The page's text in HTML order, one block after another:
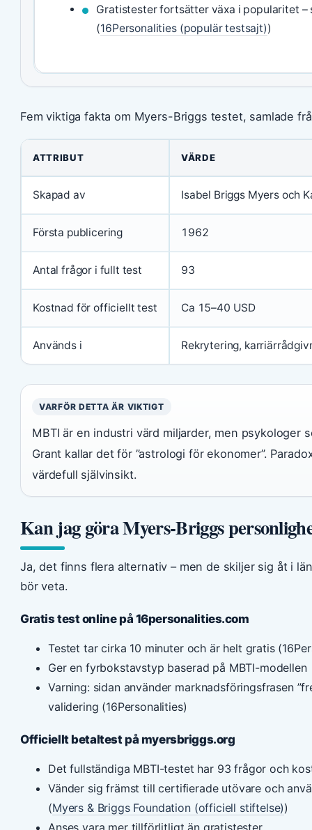
Gratistester fortsätter växa i popularitet
(16Personalities (populär testsajt))
Fem viktiga fakta om Myers-Briggs testet, samlade
ATTRIBUT VÄRDE
Skapad av Isabel Briggs Myers och
Första publicering 1962
Antal frågor i fullt test 93
Kostnad för officiellt test Ca 15–40 USD
Används i Rekrytering,
VARFÖR DETTA ÄR VIKTIGT
MBTI är en industri värd miljarder, men psykologer
Grant kallar det för ”astrologi för ekonomer”.
värdefull självinsikt.
Kan jag göra Myers-Briggs
Ja, det finns flera alternativ – men de skiljer sig åt i
bör veta.
Gratis test online på 16personalities.com
Testet tar cirka 10 minuter och är helt gratis
Ger en fyrbokstavstyp baserad på MBTI-modellen
Varning: sidan använder marknadsföringsfrasen
validering (16Personalities)
Officiellt betaltest på myersbriggs.org
Det fullständiga MBTI-testet har 93 frågor och
Vänder sig främst till certifierade utövare och
(Myers & Briggs Foundation (officiell stiftelse))
Anses vara mer tillförlitligt än gratistester